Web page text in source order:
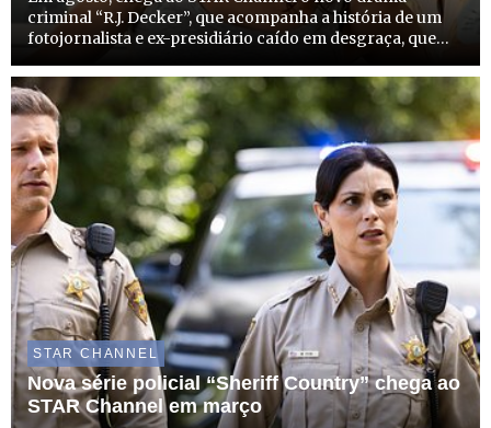
criminal “R.J. Decker”, que acompanha a história de um
fotojornalista e ex-presidiário caído em desgraça, que
solarengo e criminoso Sul da Flórida. A estreia desta
produção que com...
STAR CHANNEL
Nova série policial “Sheriff Country” chega ao
STAR Channel em março